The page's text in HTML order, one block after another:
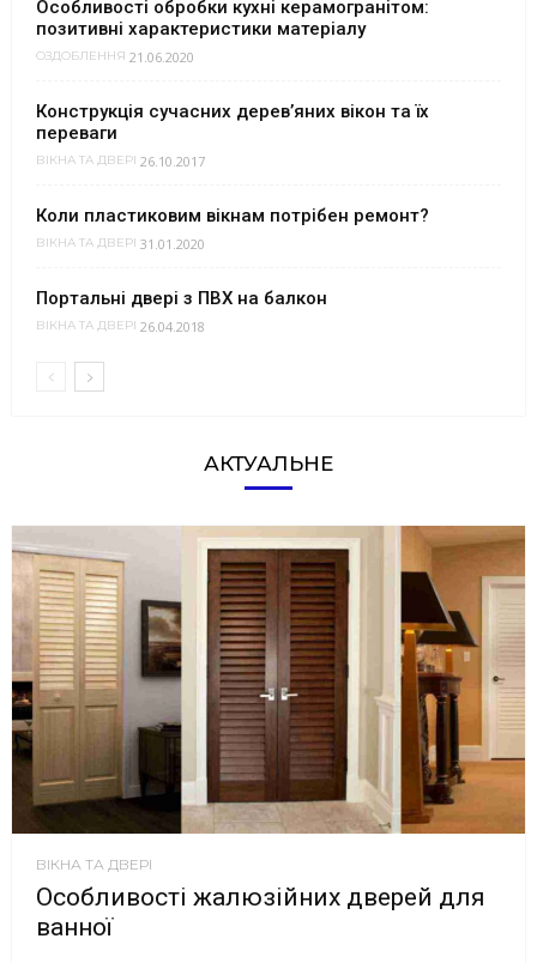
Особливості обробки кухні керамогранітом:
позитивні характеристики матеріалу
ОЗДОБЛЕННЯ 21.06.2020
Конструкція сучасних дерев’яних вікон та їх
переваги
ВІКНА ТА ДВЕРІ 26.10.2017
Коли пластиковим вікнам потрібен ремонт?
ВІКНА ТА ДВЕРІ 31.01.2020
Портальні двері з ПВХ на балкон
ВІКНА ТА ДВЕРІ 26.04.2018
АКТУАЛЬНЕ
ВІКНА ТА ДВЕРІ
Особливості жалюзійних дверей для
ванної